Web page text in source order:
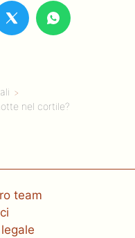
nel cortile?
team